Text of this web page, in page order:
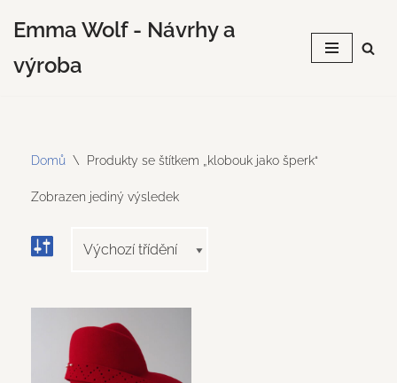
na
Emma Wolf - Návrhy a
výroba
Domů \ Produkty se štítkem „klobouk jako šperk“
Zobrazen jediný výsledek